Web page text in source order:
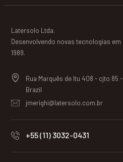
Latersolo Ltda.
Desenvolvendo novas tecnologias
1989.
Rua Marquês de Itu 408 - cjto 85
Brazil
jmerighi@latersolo.com.br
+55 (11) 3032-0431